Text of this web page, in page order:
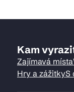
Kam
Zajímavá místa
Hry a zážitkyS